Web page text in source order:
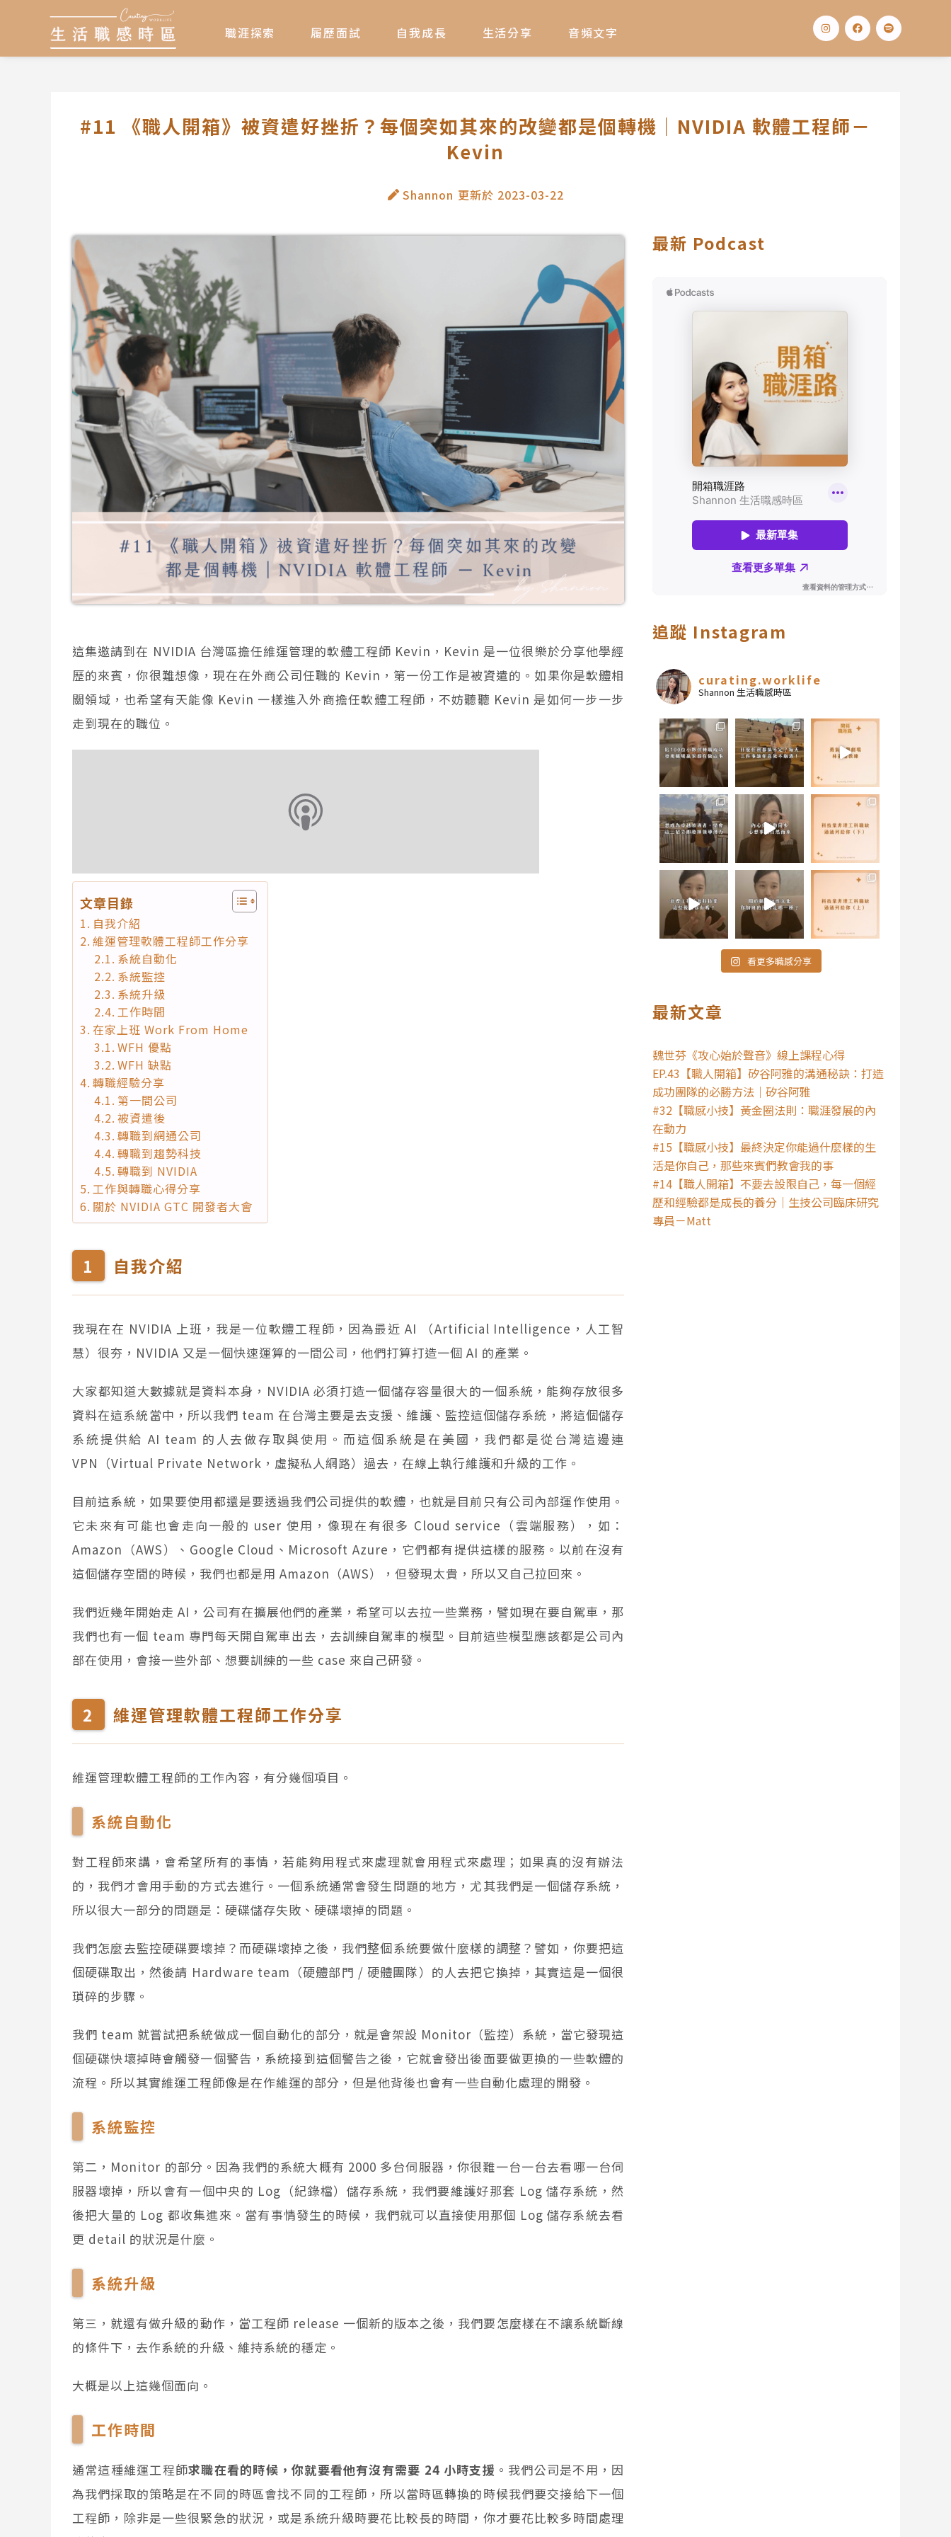
職涯探索 履歷面試 自我成長 生活分享 音頻文字
I
n
s
a
F
a
c
b
S
p
o
i
#11 《職人開箱》被資遣好挫折？每個突如其來的改變都是個轉機｜NVIDIA 軟體工程師－
Kevin
Shannon 更新於 2023-03-22
這集邀請到在 NVIDIA 台灣區擔任維運管理的軟體工程師 Kevin，Kevin 是一位很樂於分享他學經
歷的來賓，你很難想像，現在在外商公司任職的 Kevin，第一份工作是被資遣的。如果你是軟體相
關領域，也希望有天能像 Kevin 一樣進入外商擔任軟體工程師，不妨聽聽 Kevin 是如何一步一步
走到現在的職位。
文章目錄
自我介紹
維運管理軟體工程師工作分享
系統自動化
系統監控
系統升級
工作時間
在家上班 Work From Home
WFH 優點
WFH 缺點
轉職經驗分享
第一間公司
被資遣後
轉職到網通公司
轉職到趨勢科技
轉職到 NVIDIA
工作與轉職心得分享
關於 NVIDIA GTC 開發者大會
自我介紹
我現在在 NVIDIA 上班，我是一位軟體工程師，因為最近 AI （Artificial Intelligence，人工智
慧）很夯，NVIDIA 又是一個快速運算的一間公司，他們打算打造一個 AI 的產業。
大家都知道大數據就是資料本身，NVIDIA 必須打造一個儲存容量很大的一個系統，能夠存放很多
資料在這系統當中，所以我們 team 在台灣主要是去支援、維護、監控這個儲存系統，將這個儲存
系統提供給 AI team 的人去做存取與使用。而這個系統是在美國，我們都是從台灣這邊連
VPN（Virtual Private Network，虛擬私人網路）過去，在線上執行維護和升級的工作。
目前這系統，如果要使用都還是要透過我們公司提供的軟體，也就是目前只有公司內部運作使用。
它未來有可能也會走向一般的 user 使用，像現在有很多 Cloud service（雲端服務），如：
Amazon（AWS）、Google Cloud、Microsoft Azure，它們都有提供這樣的服務。以前在沒有
這個儲存空間的時候，我們也都是用 Amazon（AWS），但發現太貴，所以又自己拉回來。
我們近幾年開始走 AI，公司有在擴展他們的產業，希望可以去拉一些業務，譬如現在要自駕車，那
我們也有一個 team 專門每天開自駕車出去，去訓練自駕車的模型。目前這些模型應該都是公司內
部在使用，會接一些外部、想要訓練的一些 case 來自己研發。
維運管理軟體工程師工作分享
維運管理軟體工程師的工作內容，有分幾個項目。
系統自動化
對工程師來講，會希望所有的事情，若能夠用程式來處理就會用程式來處理；如果真的沒有辦法
的，我們才會用手動的方式去進行。一個系統通常會發生問題的地方，尤其我們是一個儲存系統，
所以很大一部分的問題是：硬碟儲存失敗、硬碟壞掉的問題。
我們怎麼去監控硬碟要壞掉？而硬碟壞掉之後，我們整個系統要做什麼樣的調整？譬如，你要把這
個硬碟取出，然後請 Hardware team（硬體部門 / 硬體團隊）的人去把它換掉，其實這是一個很
瑣碎的步驟。
我們 team 就嘗試把系統做成一個自動化的部分，就是會架設 Monitor（監控）系統，當它發現這
個硬碟快壞掉時會觸發一個警告，系統接到這個警告之後，它就會發出後面要做更換的一些軟體的
流程。所以其實維運工程師像是在作維運的部分，但是他背後也會有一些自動化處理的開發。
系統監控
第二，Monitor 的部分。因為我們的系統大概有 2000 多台伺服器，你很難一台一台去看哪一台伺
服器壞掉，所以會有一個中央的 Log（紀錄檔）儲存系統，我們要維護好那套 Log 儲存系統，然
後把大量的 Log 都收集進來。當有事情發生的時候，我們就可以直接使用那個 Log 儲存系統去看
更 detail 的狀況是什麼。
系統升級
第三，就還有做升級的動作，當工程師 release 一個新的版本之後，我們要怎麼樣在不讓系統斷線
的條件下，去作系統的升級、維持系統的穩定。
大概是以上這幾個面向。
工作時間
通常這種維運工程師求職在看的時候，你就要看他有沒有需要 24 小時支援 。我們公司是不用，因
為我們採取的策略是在不同的時區會找不同的工程師，所以當時區轉換的時候我們要交接給下一個
工程師，除非是一些很緊急的狀況，或是系統升級時要花比較長的時間，你才要花比較多時間處理
最新 Podcast
追蹤 Instagram
curating.worklife
Shannon 生活職感時區
看更多職感分享
最新文章
魏世芬《攻心始於聲音》線上課程心得
EP.43【職人開箱】矽谷阿雅的溝通秘訣：打造
成功團隊的必勝方法｜矽谷阿雅
#32【職感小技】黃金圈法則：職涯發展的內
在動力
#15【職感小技】最終決定你能過什麼樣的生
活是你自己，那些來賓們教會我的事
#14【職人開箱】不要去設限自己，每一個經
歷和經驗都是成長的養分｜生技公司臨床研究
專員－Matt